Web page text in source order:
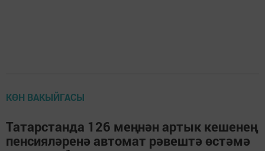
КӨН ВАКЫЙГАСЫ
Татарстанда 126 меңнән артык кешенең
пенсияләренә автомат рәвештә өстәмә